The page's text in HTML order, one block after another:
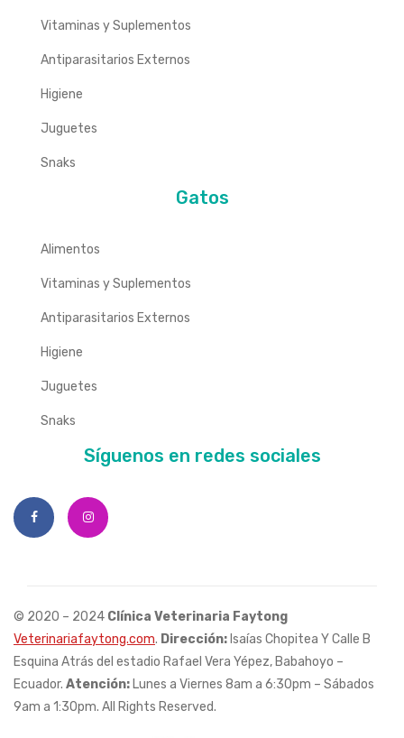
Vitaminas y Suplementos
Antiparasitarios Externos
Higiene
Juguetes
Snaks
Gatos
Alimentos
Vitaminas y Suplementos
Antiparasitarios Externos
Higiene
Juguetes
Snaks
Síguenos en redes sociales
© 2020 – 2024 Clínica Veterinaria Faytong
Veterinariafaytong.com. Dirección: Isaías Chopitea Y Calle B
Esquina Atrás del estadio Rafael Vera Yépez, Babahoyo –
Ecuador. Atención: Lunes a Viernes 8am a 6:30pm – Sábados
9am a 1:30pm. All Rights Reserved.